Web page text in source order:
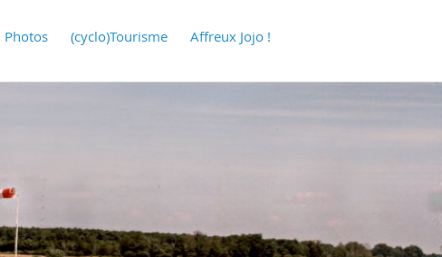
Photos (cyclo)Tourisme Affreux Jojo !